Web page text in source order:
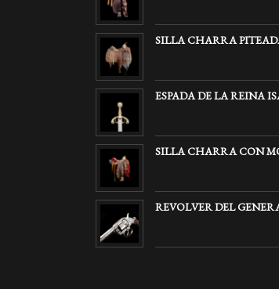
SILLA CHARRA
ESPADA DE LA REINA
SILLA CHARRA CON
REVOLVER DEL